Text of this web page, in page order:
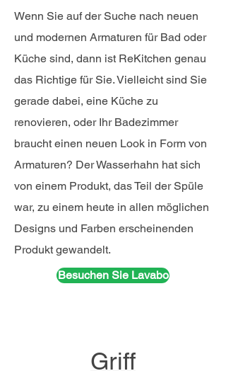
Wenn Sie auf der Suche nach neuen
und modernen Armaturen für Bad oder
Küche sind, dann ist ReKitchen genau
das Richtige für Sie. Vielleicht sind Sie
gerade dabei, eine Küche zu
renovieren, oder Ihr Badezimmer
braucht einen neuen Look in Form von
Armaturen? Der Wasserhahn hat sich
von einem Produkt, das Teil der Spüle
war, zu einem heute in allen möglichen
Designs und Farben erscheinenden
Produkt gewandelt.
Besuchen Sie Lavabo
Griff